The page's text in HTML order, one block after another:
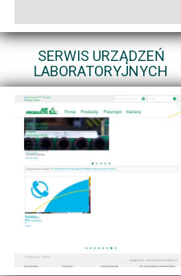
SERWIS URZĄDZEŃ
LABORATORYJNYCH